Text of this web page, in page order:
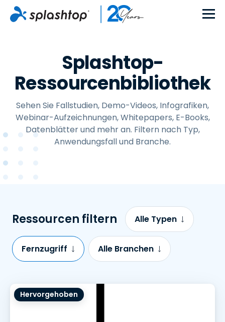
Splashtop-
Ressourcenbibliothek
Sehen Sie Fallstudien, Demo-Videos, Infografiken,
Webinar-Aufzeichnungen, Whitepapers, E-Books,
Datenblätter und mehr an. Filtern nach Typ,
Anwendungsfall und Branche.
Ressourcen filtern Alle Typen
Fernzugriff Alle Branchen
Hervorgehoben